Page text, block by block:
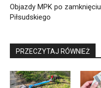
Objazdy MPK po zamknięciu
Piłsudskiego
PRZECZYTAJ RÓWNIEŻ